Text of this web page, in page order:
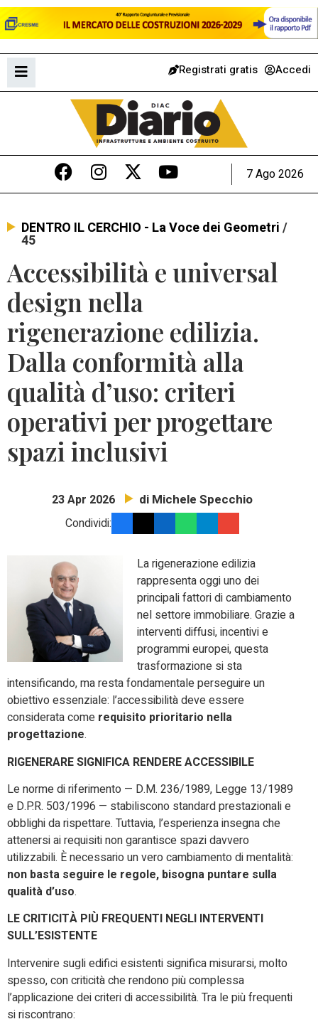
Registrati gratis Accedi
7 Ago 2026
DENTRO IL CERCHIO - La Voce dei Geometri/
45
Accessibilità e universal
design nella
rigenerazione edilizia.
Dalla conformità alla
qualità d’uso: criteri
operativi per progettare
spazi inclusivi
23 Apr 2026 di Michele Specchio
Condividi:
La rigenerazione edilizia
rappresenta oggi uno dei
principali fattori di cambiamento
nel settore immobiliare. Grazie a
interventi diffusi, incentivi e
programmi europei, questa
trasformazione si sta
intensificando, ma resta fondamentale perseguire un
obiettivo essenziale: l’accessibilità deve essere
considerata come requisito prioritario nella
progettazione.
RIGENERARE SIGNIFICA RENDERE ACCESSIBILE
Le norme di riferimento — D.M. 236/1989, Legge 13/1989
e D.P.R. 503/1996 — stabiliscono standard prestazionali e
obblighi da rispettare. Tuttavia, l’esperienza insegna che
attenersi ai requisiti non garantisce spazi davvero
utilizzabili. È necessario un vero cambiamento di mentalità:
non basta seguire le regole, bisogna puntare sulla
qualità d’uso.
LE CRITICITÀ PIÙ FREQUENTI NEGLI INTERVENTI
SULL’ESISTENTE
Intervenire sugli edifici esistenti significa misurarsi, molto
spesso, con criticità che rendono più complessa
l’applicazione dei criteri di accessibilità. Tra le più frequenti
si riscontrano: